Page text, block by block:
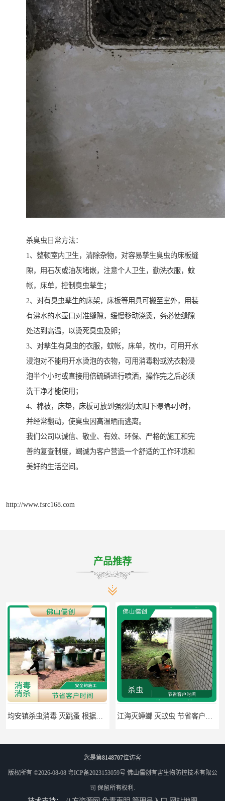
杀臭虫日常方法：
1、整顿室内卫生，清除杂物，对容易孳生臭虫的床板缝
隙，用石灰或油灰堵嵌，注意个人卫生，勤洗衣服，蚊
帐，床单，控制臭虫孳生；
2、对有臭虫孳生的床架，床板等用具可搬至室外，用装
有沸水的水壶口对准缝隙，缓慢移动浇烫，务必使缝隙
处达到高温，以烫死臭虫及卵；
3、对孳生有臭虫的衣服，蚊帐，床单，枕巾，可用开水
浸泡对不能用开水烫泡的衣物，可用消毒粉或洗衣粉浸
泡半个小时或直接用倍硫磷进行喷洒，操作完之后必须
洗干净才能使用；
4、棉被，床垫，床板可放到强烈的太阳下曝晒4小时，
并经常翻动，使臭虫因高温晒而逃离。
我们公司以诚信、敬业、有效、环保、严格的施工和完
善的复查制度，竭诚为客户营造一个舒适的工作环境和
美好的生活空间。
http://www.fsrc168.com
产品推荐
您是第8148707位访客
版权所有 ©2026-08-08 粤ICP备2023153059号 佛山儒创有害生物防控技术有限公
司 保留所有权利.